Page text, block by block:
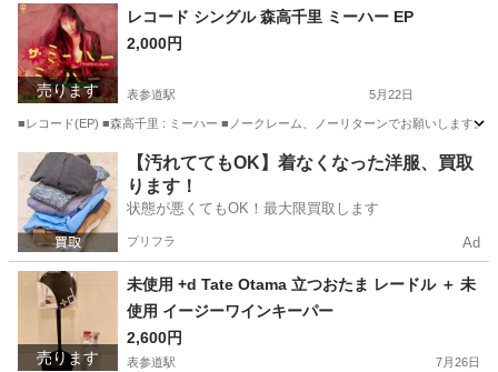
東京 渋谷区 表参道駅 調理器具 キッチンスケール
売ります
レコード シングル 森高千里 ミーハー EP
2,000円
表参道駅 5月22日
■レコード(EP) ■森高千里 : ミーハー ■ノークレーム、ノーリターンでお願いします。
東京 渋谷区 表参道駅 本/CD/DVD レコード
【汚れててもOK】着なくなった洋服、買取
ります！
状態が悪くてもOK！最大限買取します
プリフラ Ad
売ります
未使用 +d Tate Otama 立つおたま レードル ＋ 未
使用 イージーワインキーパー
2,600円
表参道駅 7月26日